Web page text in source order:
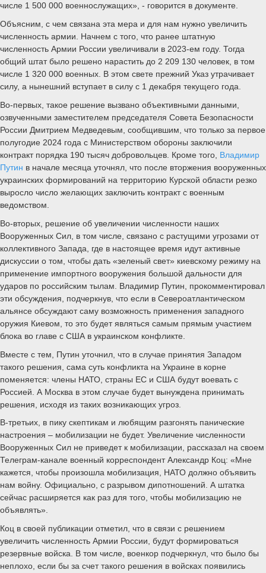
числе 1 500 000 военнослужащих», - говорится в документе.
Объясним, с чем связана эта мера и для нам нужно увеличить
численность армии. Начнем с того, что ранее штатную
численность Армии России увеличивали в 2023-ем году. Тогда
общий штат было решено нарастить до 2 209 130 человек, в том
числе 1 320 000 военных. В этом свете прежний Указ утрачивает
силу, а нынешний вступает в силу с 1 декабря текущего года.
Во-первых, такое решение вызвано объективными данными,
озвученными заместителем председателя Совета Безопасности
России Дмитрием Медведевым, сообщившим, что только за первое
полугодие 2024 года с Министерством обороны заключили
контракт порядка 190 тысяч добровольцев. Кроме того, Владимир
Путин в начале месяца уточнял, что после вторжения вооруженных
украинских формирований на территорию Курской области резко
выросло число желающих заключить контракт с военным
ведомством.
Во-вторых, решение об увеличении численности наших
Вооруженных Сил, в том числе, связано с растущими угрозами от
коллективного Запада, где в настоящее время идут активные
дискуссии о том, чтобы дать «зеленый свет» киевскому режиму на
применение импортного вооружения большой дальности для
ударов по российским тылам. Владимир Путин, прокомментировал
эти обсуждения, подчеркнув, что если в Североатлантическом
альянсе обсуждают саму возможность применения западного
оружия Киевом, то это будет являться самым прямым участием
блока во главе с США в украинском конфликте.
Вместе с тем, Путин уточнил, что в случае принятия Западом
такого решения, сама суть конфликта на Украине в корне
поменяется: члены НАТО, страны ЕС и США будут воевать с
Россией. А Москва в этом случае будет вынуждена принимать
решения, исходя из таких возникающих угроз.
В-третьих, в пику скептикам и любящим разгонять панические
настроения – мобилизации не будет. Увеличение численности
Вооруженных Сил не приведет к мобилизации, рассказал на своем
Телеграм-канале военный корреспондент Александр Коц: «Мне
кажется, чтобы произошла мобилизация, НАТО должно объявить
нам войну. Официально, с разрывом дипотношений. А штатка
сейчас расширяется как раз для того, чтобы мобилизацию не
объявлять».
Коц в своей публикации отметил, что в связи с решением
увеличить численность Армии России, будут формироваться
резервные войска. В том числе, военкор подчеркнул, что было бы
неплохо, если бы за счет такого решения в войсках появились